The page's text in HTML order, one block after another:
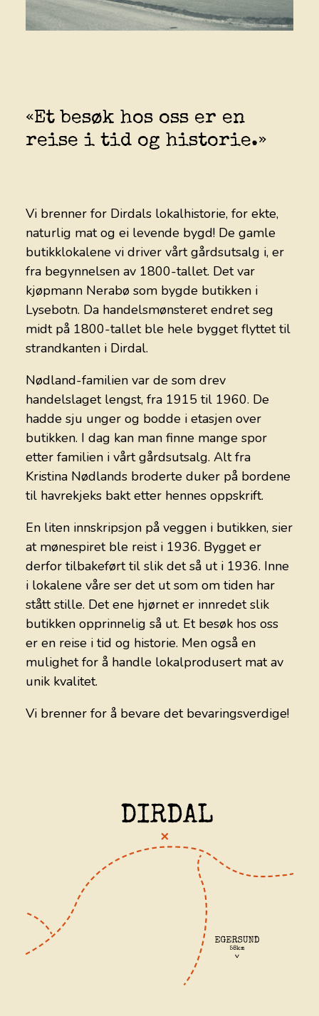
KONTAKT
«Et besøk hos oss er en
reise i tid og historie.»
Vi brenner for Dirdals lokalhistorie, for ekte,
naturlig mat og ei levende bygd! De gamle
butikklokalene vi driver vårt gårdsutsalg i, er
fra begynnelsen av 1800-tallet. Det var
kjøpmann Nerabø som bygde butikken i
Lysebotn. Da handelsmønsteret endret seg
midt på 1800-tallet ble hele bygget flyttet til
strandkanten i Dirdal.
Nødland-familien var de som drev
handelslaget lengst, fra 1915 til 1960. De
hadde sju unger og bodde i etasjen over
butikken. I dag kan man finne mange spor
etter familien i vårt gårdsutsalg. Alt fra
Kristina Nødlands broderte duker på bordene
til havrekjeks bakt etter hennes oppskrift.
En liten innskripsjon på veggen i butikken, sier
at mønespiret ble reist i 1936. Bygget er
derfor tilbakeført til slik det så ut i 1936. Inne
i lokalene våre ser det ut som om tiden har
stått stille. Det ene hjørnet er innredet slik
butikken opprinnelig så ut. Et besøk hos oss
er en reise i tid og historie. Men også en
mulighet for å handle lokalprodusert mat av
unik kvalitet.
Vi brenner for å bevare det bevaringsverdige!